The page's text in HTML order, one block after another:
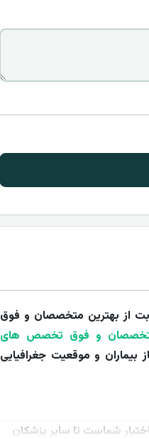
از بهترین متخصصان و فوق
و فوق تخصص های
بیماران و موقعیت جغرافیایی
شماست تا سایر پزشکان